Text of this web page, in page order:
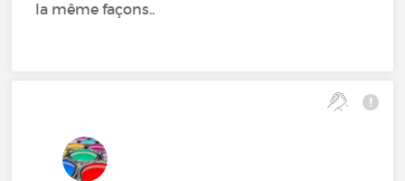
la même façons..